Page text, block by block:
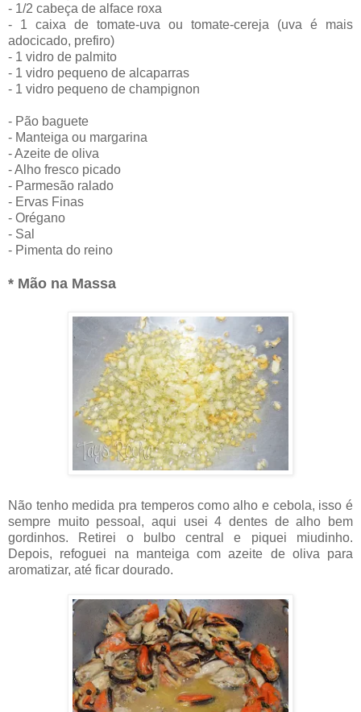
- 1/2 cabeça de alface roxa
- 1 caixa de tomate-uva ou tomate-cereja (uva é mais
adocicado, prefiro)
- 1 vidro de palmito
- 1 vidro pequeno de alcaparras
- 1 vidro pequeno de champignon
- Pão baguete
- Manteiga ou margarina
- Azeite de oliva
- Alho fresco picado
- Parmesão ralado
- Ervas Finas
- Orégano
- Sal
- Pimenta do reino
* Mão na Massa
Não tenho medida pra temperos como alho e cebola, isso é
sempre muito pessoal, aqui usei 4 dentes de alho bem
gordinhos. Retirei o bulbo central e piquei miudinho.
Depois, refoguei na manteiga com azeite de oliva para
aromatizar, até ficar dourado.